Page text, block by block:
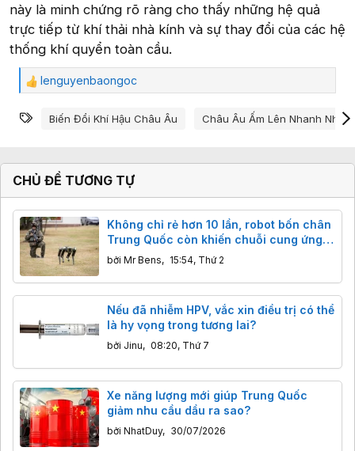
này là minh chứng rõ ràng cho thấy những hệ quả
trực tiếp từ khí thải nhà kính và sự thay đổi của các hệ
thống khí quyển toàn cầu.
C
m
c
:
lenguyenbaongoc
Từ khóa
Biến Đổi Khí Hậu Châu Âu Châu Âu Ấm Lên Nhanh Nhất
CHỦ ĐỀ TƯƠNG TỰ
Không chỉ rẻ hơn 10 lần, robot bốn chân
Trung Quốc còn khiến chuỗi cung ứng
phương Tây rơi vào thế khó như thế nào?
bởi Mr Bens, 15:54, Thứ 2
Nếu đã nhiễm HPV, vắc xin điều trị có thể
là hy vọng trong tương lai?
bởi Jinu, 08:20, Thứ 7
Xe năng lượng mới giúp Trung Quốc
giảm nhu cầu dầu ra sao?
bởi NhatDuy, 30/07/2026